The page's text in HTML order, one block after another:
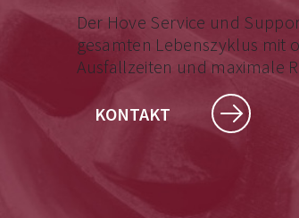
Der Hove Service und
gesamten Lebenszyklus mit
Ausfallzeiten und maximale
KONTAKT